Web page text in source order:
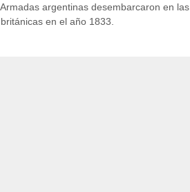
argentinas desembarcaron en las
en el año 1833.